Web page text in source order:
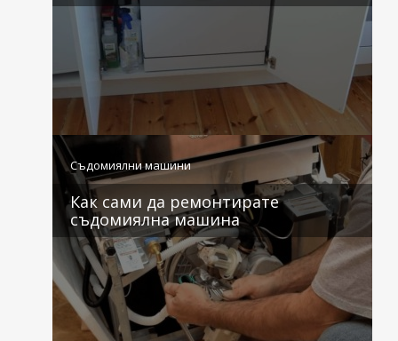
1 коментар
Съдомиялни машини
Как сами да ремонтирате
съдомиялна машина